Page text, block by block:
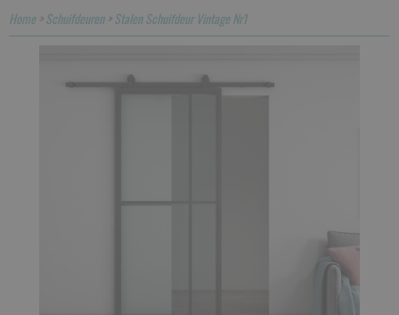
Home>Schuifdeuren>Stalen Schuifdeur Vintage Nr1